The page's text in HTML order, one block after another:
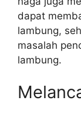
dapat
lambung,
masalah
lambung.